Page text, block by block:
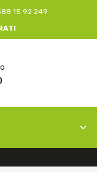
15 92 249